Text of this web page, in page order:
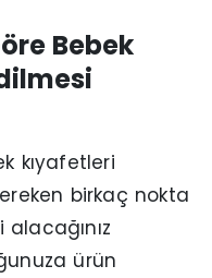
Bebek
kıyafetleri
birkaç nokta
ürün